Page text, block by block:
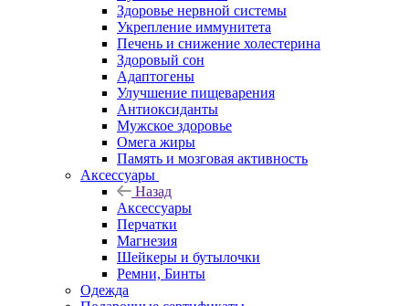
Здоровье нервной системы
Укрепление иммунитета
Печень и снижение холестерина
Здоровый сон
Адаптогены
Улучшение пищеварения
Антиоксиданты
Мужское здоровье
Омега жиры
Память и мозговая активность
Аксессуары
Назад
Аксессуары
Перчатки
Магнезия
Шейкеры и бутылочки
Ремни, Бинты
Одежда